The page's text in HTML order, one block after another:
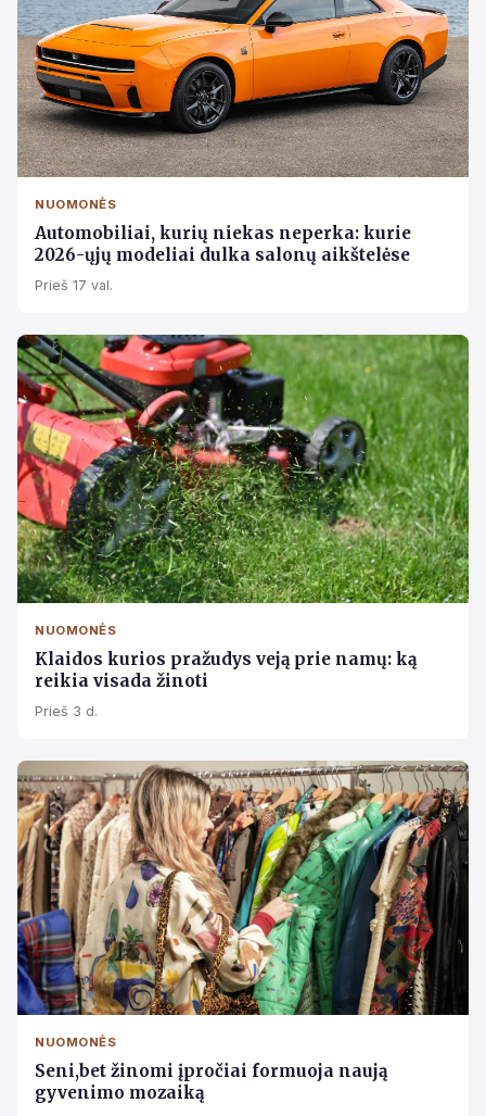
NUOMONĖS
Automobiliai, kurių niekas neperka: kurie
2026-ųjų modeliai dulka salonų aikštelėse
Prieš 17 val.
NUOMONĖS
Klaidos kurios pražudys veją prie namų: ką
reikia visada žinoti
Prieš 3 d.
NUOMONĖS
Seni,bet žinomi įpročiai formuoja naują
gyvenimo mozaiką